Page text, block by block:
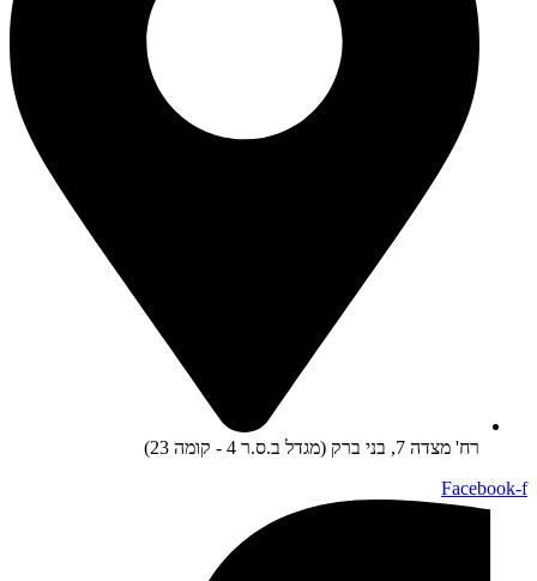
רח' מצדה 7, בני ברק (מגדל ב.ס.ר 4 - קומה 23)
Facebook-f